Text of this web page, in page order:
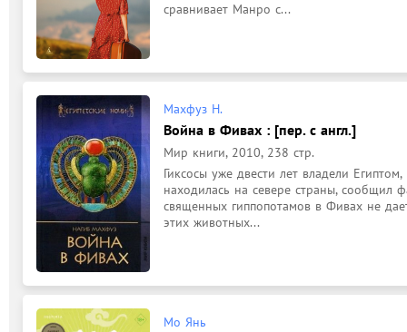
сравнивает Манро с...
Махфуз Н.
Война в Фивах : [пер. с англ.]
Мир книги, 2010, 238 стр.
Гиксосы уже двести лет владели
находилась на севере страны, сообщил
священных гиппопотамов в Фивах не
этих животных...
Мо Янь